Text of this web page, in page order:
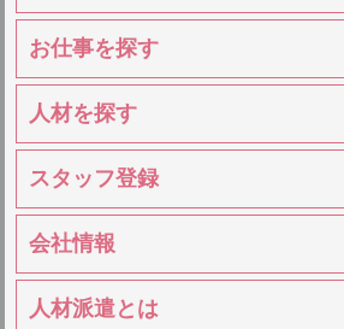
お仕事を探す
人材を探す
スタッフ登録
会社情報
人材派遣とは